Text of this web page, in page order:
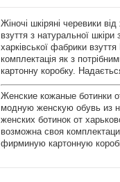
Жіночі шкіряні черевики
взуття з натуральної
харківської фабрики
комплектація як з
картонну коробку.
Женские кожаные ботинки
модную женскую обувь из
женских ботинок от
возможна своя
фирминую картонную